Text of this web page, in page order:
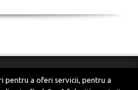
pentru a oferi servicii, pentru a